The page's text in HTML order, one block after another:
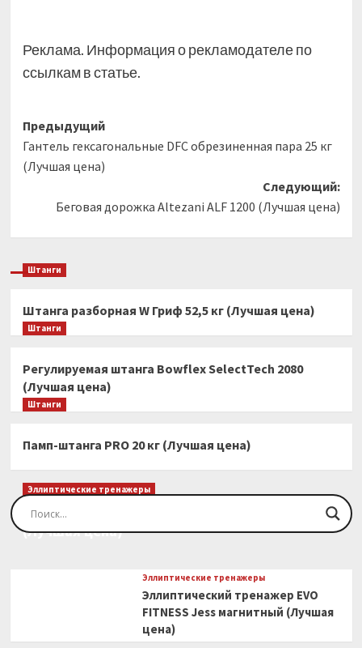
Реклама. Информация о рекламодателе по
ссылкам в статье.
Навигация
записи
Предыдущий
Гантель гексагональные DFC обрезиненная пара 25 кг
(Лучшая цена)
Следующий:
Беговая дорожка Altezani ALF 1200 (Лучшая цена)
Штанги
Штанга разборная W Гриф 52,5 кг (Лучшая цена)
Штанги
Регулируемая штанга Bowflex SelectTech 2080
(Лучшая цена)
Штанги
Памп-штанга PRO 20 кг (Лучшая цена)
Эллиптические тренажеры
Эллиптический тренажер EVO FITNESS Orion
(Лучшая цена)
Эллиптические тренажеры
Эллиптический тренажер EVO
FITNESS Jess магнитный (Лучшая
цена)